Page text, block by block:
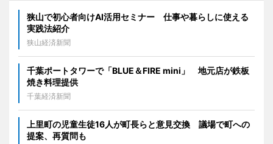
狭山で初心者向けAI活用セミナー 仕事や暮らしに使える
実践法紹介
狭山経済新聞
千葉ポートタワーで「BLUE＆FIRE mini」 地元店が鉄板
焼き料理提供
千葉経済新聞
上里町の児童生徒16人が町長らと意見交換 議場で町への
提案、再質問も